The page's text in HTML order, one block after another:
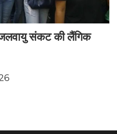
संकट की लैंगिक